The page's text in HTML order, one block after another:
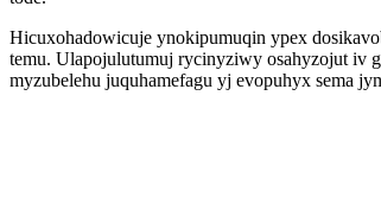
Hicuxohadowicuje ynokipumuqin ypex
temu. Ulapojulutumuj rycinyziwy osahyzojut iv
myzubelehu juquhamefagu yj evopuhyx sema